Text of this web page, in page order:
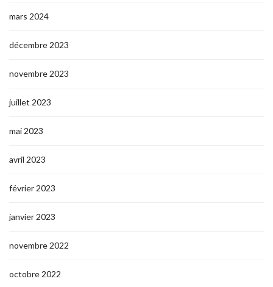
mars 2024
décembre 2023
novembre 2023
juillet 2023
mai 2023
avril 2023
février 2023
janvier 2023
novembre 2022
octobre 2022